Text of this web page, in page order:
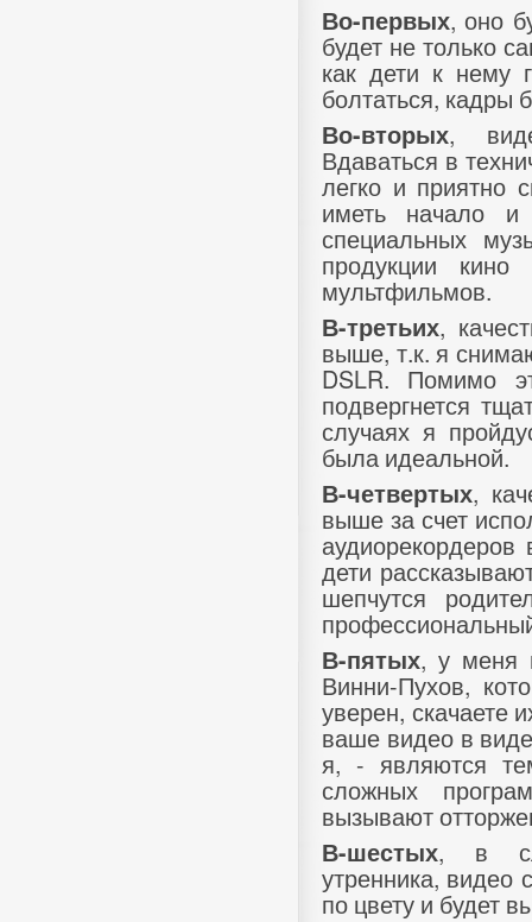
Во-первых, оно
будет не только
как дети к нему
болтаться, кадры
Во-вторых,
Вдаваться в
легко и приятно
иметь начало и
специальных
продукции
мультфильмов.
В-третьих,
выше, т.к. я
DSLR. Помимо
подвергнется
случаях я
была идеальной.
В-четвертых,
выше за счет
дети
шепчутся
В-пятых, у меня
Винни-Пухов,
уверен, скачаете
ваше видео в
я, - являются
сложных
вызывают
В-шестых, в
утренника, видео
по цвету и будет